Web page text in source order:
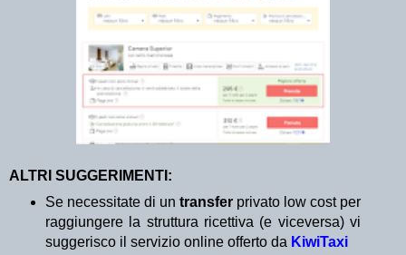
ALTRI SUGGERIMENTI:
Se necessitate di un transfer privato low cost per
raggiungere la struttura ricettiva (e viceversa) vi
suggerisco il servizio online offerto da KiwiTaxi